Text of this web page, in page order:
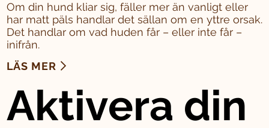
Om din hund kliar sig, fäller mer än vanligt eller
har matt päls handlar det sällan om en yttre orsak.
Det handlar om vad huden får – eller inte får –
inifrån.
LÄS MER
Aktivera din